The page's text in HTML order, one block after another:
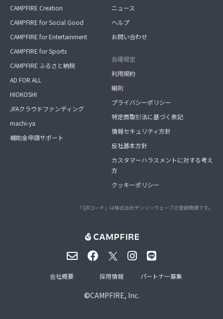
CAMPFIRE Creation
CAMPFIRE for Social Good
CAMPFIRE for Entertainment
CAMPFIRE for Sports
CAMPFIRE ふるさと納税
AD FOR ALL
HIOKOSHI
JFAクラウドファンディング
machi-ya
補助金申請サポート
ニュース
ヘルプ
お問い合わせ
各種規定
利用規約
細則
プライバシーポリシー
特定商取引法に基づく表記
情報セキュリティ方針
反社基本方針
カスタマーハラスメントに対する考え
方
クッキーポリシー
「QRコード」は株式会社デンソーウェーブの登録商標です。
©CAMPFIRE, Inc.
会社概要 採用情報 パートナー募集